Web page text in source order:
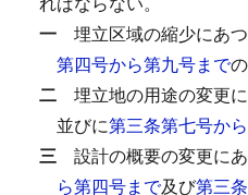
一 埋立区域の縮少にあつ
第四号から第九号まで
二 埋立地の用途の変更に
並びに第三条第七号か
三 設計の概要の変更にあ
ら第四号まで及び第三